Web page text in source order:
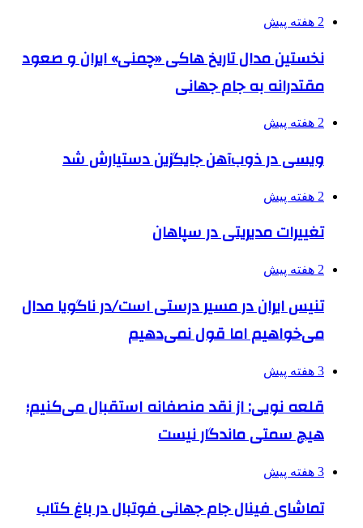
2 هفته پیش
نخستین مدال تاریخ هاکی «چمنی» ایران و صعود
مقتدرانه به جام جهانی
2 هفته پیش
ویسی در ذوب‌آهن جایگزین دستیارش شد
2 هفته پیش
تغییرات مدیریتی در سپاهان
2 هفته پیش
تنیس ایران در مسیر درستی است/در ناگویا مدال
می‌خواهیم اما قول نمی‌دهیم
3 هفته پیش
قلعه نویی: از نقد منصفانه استقبال می‌کنیم؛
هیچ سمتی ماندگار نیست
3 هفته پیش
تماشای فینال جام جهانی فوتبال در باغ کتاب